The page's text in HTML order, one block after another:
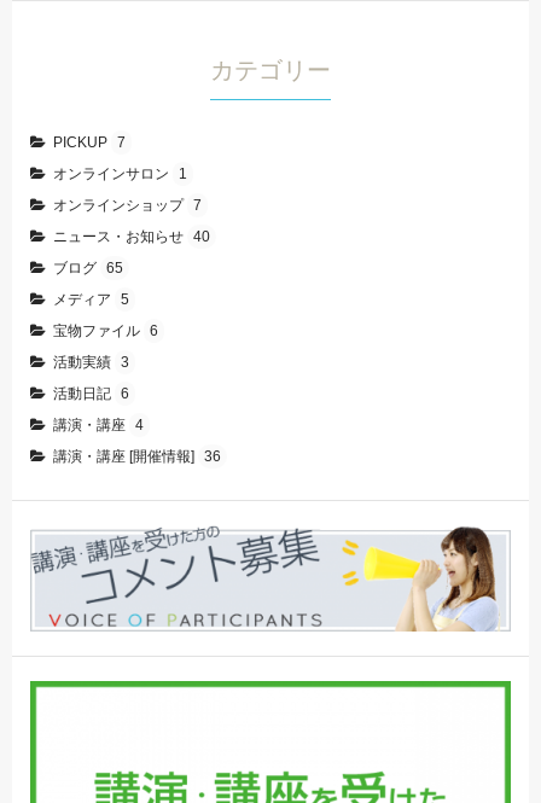
カテゴリー
PICKUP 7
オンラインサロン
1
オンラインショップ 7
ニュース・お知らせ 40
ブログ 65
メディア
5
宝物ファイル 6
活動実績 3
活動日記 6
講演・講座 4
講演・講座 [開催情報]
36